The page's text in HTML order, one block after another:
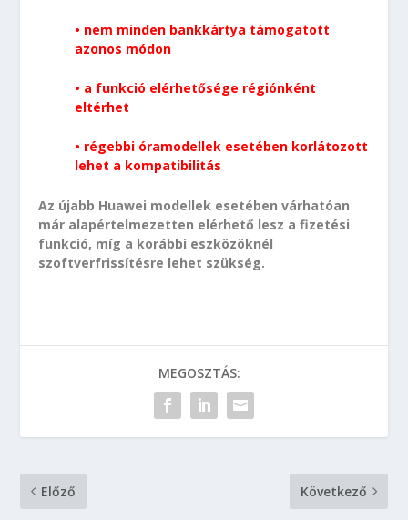
• nem minden bankkártya támogatott
azonos módon
• a funkció elérhetősége régiónként
eltérhet
• régebbi óramodellek esetében korlátozott
lehet a kompatibilitás
Az újabb Huawei modellek esetében várhatóan
már alapértelmezetten elérhető lesz a fizetési
funkció, míg a korábbi eszközöknél
szoftverfrissítésre lehet szükség.
MEGOSZTÁS:
Előző Következő